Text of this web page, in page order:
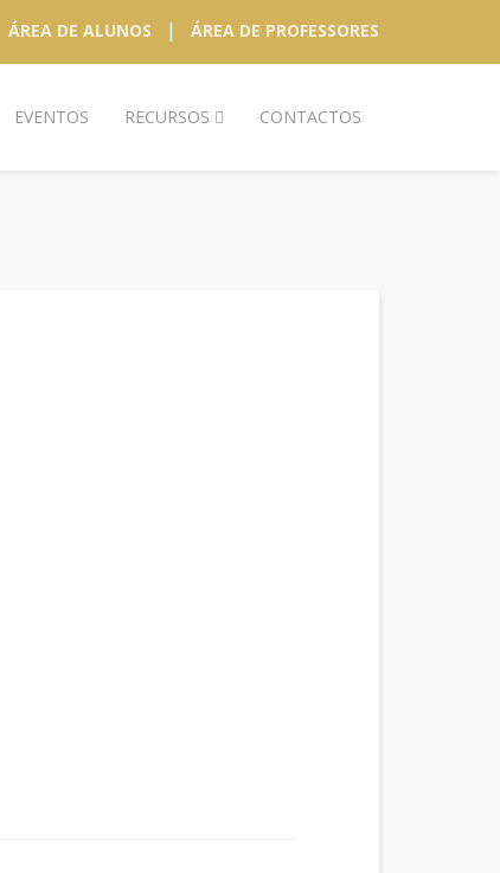
ÁREA DE ALUNOS | ÁREA DE PROFESSORES
EVENTOS RECURSOS CONTACTOS